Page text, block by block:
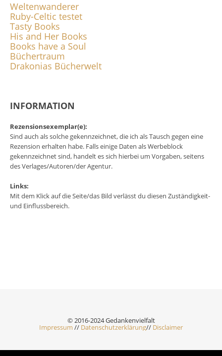
Weltenwanderer
Ruby-Celtic testet
Tasty Books
His and Her Books
Books have a Soul
Büchertraum
Drakonias Bücherwelt
INFORMATION
Rezensionsexemplar(e):
Sind auch als solche gekennzeichnet, die ich als Tausch gegen eine
Rezension erhalten habe. Falls einige Daten als Werbeblock
gekennzeichnet sind, handelt es sich hierbei um Vorgaben, seitens
des Verlages/Autoren/der Agentur.
Links:
Mit dem Klick auf die Seite/das Bild verlässt du diesen Zuständigkeit-
und Einflussbereich.
© 2016-2024 Gedankenvielfalt
Impressum // Datenschutzerklärung// Disclaimer